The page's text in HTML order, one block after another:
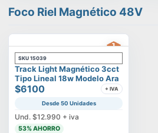
Foco Riel Magnético 48V
SKU 15039
Track Light Magnético 3cct
Tipo Lineal 18w Modelo Ara
$6100 + IVA
Desde 50 Unidades
Und. $12.990 + iva
53% AHORRO